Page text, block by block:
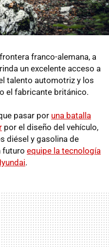
franco-alemana, a
un excelente acceso a
talento automotriz y los
el fabricante británico.
pasar por una batalla
por el diseño del vehículo,
diésel y gasolina de
futuro equipe la tecnología
.